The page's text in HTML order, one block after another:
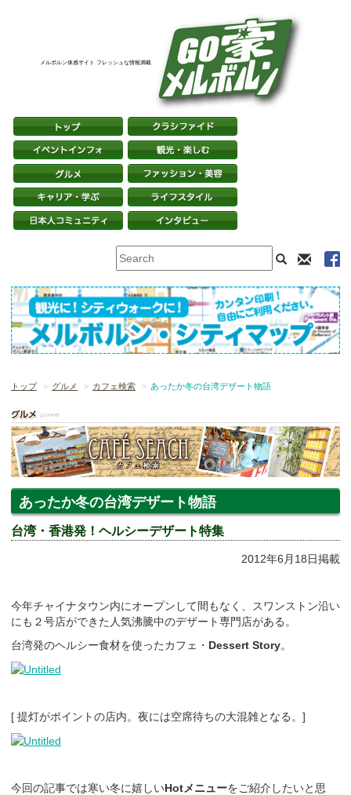
メルボルン体感サイト フレッシュな情報満載
トップ グルメ カフェ検索 あったか冬の台湾デザート物語
あったか冬の台湾デザート物語
台湾・香港発！ヘルシーデザート特集
2012年6月18日掲載
今年チャイナタウン内にオープンして間もなく、スワンストン沿い
にも２号店ができた人気沸騰中のデザート専門店がある。
台湾発のヘルシー食材を使ったカフェ・ Dessert Story。
[ 提灯がポイントの店内。夜には空席待ちの大混雑となる。]
今回の記事では寒い冬に嬉しいHotメニューをご紹介したいと思